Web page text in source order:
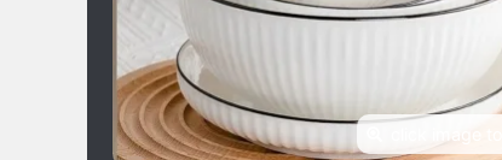
click image